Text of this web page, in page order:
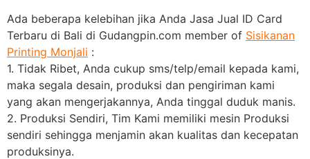
Ada beberapa kelebihan jika Anda Jasa Jual ID Card
Terbaru di Bali di Gudangpin.com member of Sisikanan
Printing Monjali :
1. Tidak Ribet, Anda cukup sms/telp/email kepada kami,
maka segala desain, produksi dan pengiriman kami
yang akan mengerjakannya, Anda tinggal duduk manis.
2. Produksi Sendiri, Tim Kami memiliki mesin Produksi
sendiri sehingga menjamin akan kualitas dan kecepatan
produksinya.